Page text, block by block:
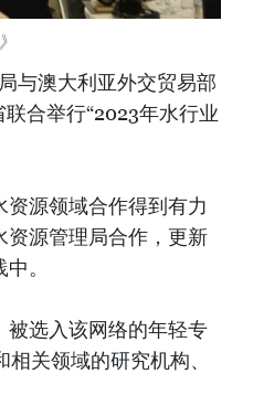
与澳大利亚外交贸易部
合举行“2023年水行业
源领域合作得到有力
资源管理局合作，更新
。
被选入该网络的年轻专
关领域的研究机构、